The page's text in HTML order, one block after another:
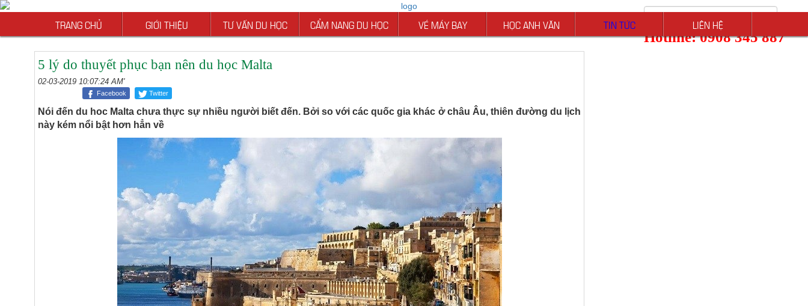
Hotline: 0908 345 887
TRANG CHỦ GIỚI THIỆU TƯ VẤN DU HỌC CẨM NANG DU HỌC VÉ MÁY BAY HỌC ANH VĂN TIN TỨC LIÊN HỆ
5 lý do thuyết phục bạn nên du học Malta
02-03-2019 10:07:24 AM'
Facebook Twitter
Nói đến du hoc Malta chưa thực sự nhiều người biết đến. Bởi so với các quốc gia khác ở châu Âu, thiên đường du lịch
này kém nổi bật hơn hẳn về